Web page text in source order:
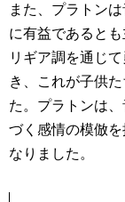
また、プラトン
に有益であると
リギア調を通じ
き、これが子供
た。プラトンは
づく感情の模倣
なりました。